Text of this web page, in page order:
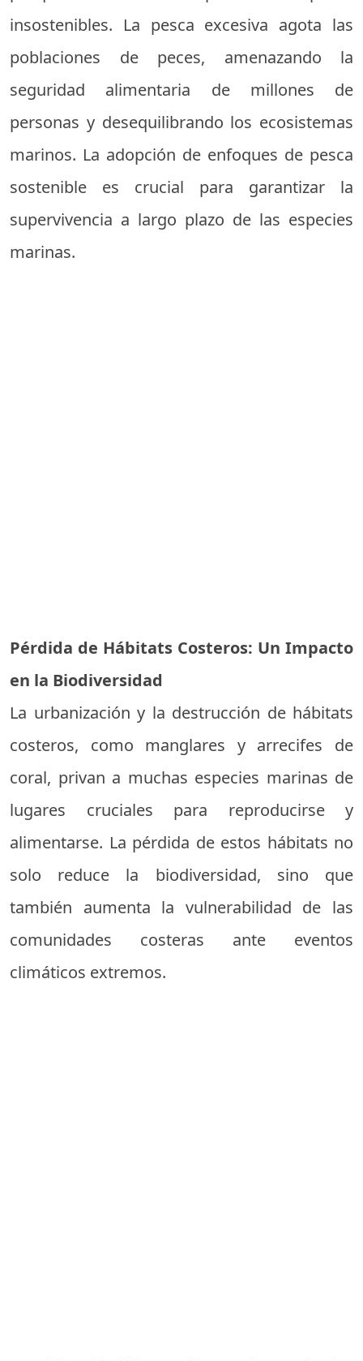
insostenibles. La pesca excesiva agota las
poblaciones de peces, amenazando la
seguridad alimentaria de millones de
personas y desequilibrando los ecosistemas
marinos. La adopción de enfoques de pesca
sostenible es crucial para garantizar la
supervivencia a largo plazo de las especies
marinas.
Pérdida de Hábitats Costeros: Un Impacto
en la Biodiversidad
La urbanización y la destrucción de hábitats
costeros, como manglares y arrecifes de
coral, privan a muchas especies marinas de
lugares cruciales para reproducirse y
alimentarse. La pérdida de estos hábitats no
solo reduce la biodiversidad, sino que
también aumenta la vulnerabilidad de las
comunidades costeras ante eventos
climáticos extremos.